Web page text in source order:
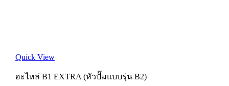
Quick View
อะไหล่ B1 EXTRA (หัวปั๊มแบบรุ่น B2)